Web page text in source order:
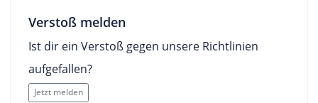
Verstoß melden
Ist dir ein Verstoß gegen unsere Richtlinien
aufgefallen?
Jetzt melden